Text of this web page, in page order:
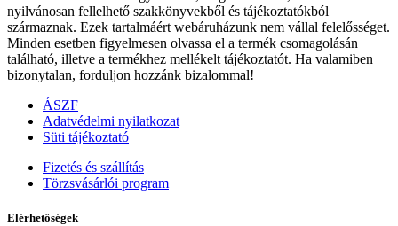
nyilvánosan fellelhető szakkönyvekből és tájékoztatókból
származnak. Ezek tartalmáért webáruházunk nem vállal felelősséget.
Minden esetben figyelmesen olvassa el a termék csomagolásán
található, illetve a termékhez mellékelt tájékoztatót. Ha valamiben
bizonytalan, forduljon hozzánk bizalommal!
ÁSZF
Adatvédelmi nyilatkozat
Süti tájékoztató
Fizetés és szállítás
Törzsvásárlói program
Elérhetőségek